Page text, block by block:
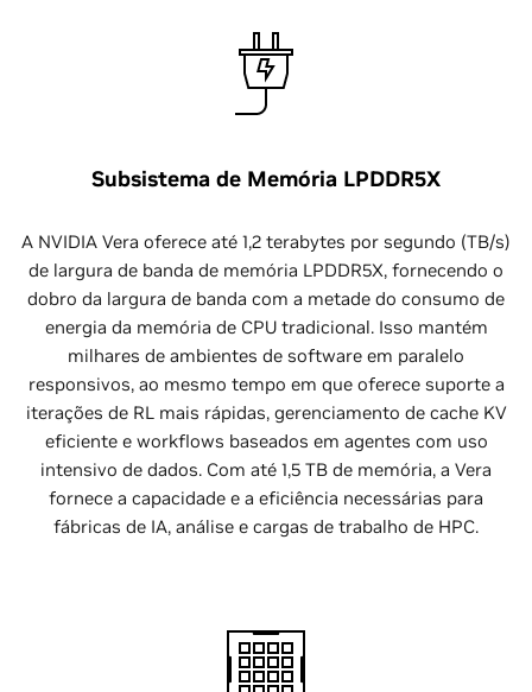
Subsistema de Memória LPDDR5X
A NVIDIA Vera oferece até 1,2 terabytes por segundo (TB/s)
de largura de banda de memória LPDDR5X, fornecendo o
dobro da largura de banda com a metade do consumo de
energia da memória de CPU tradicional. Isso mantém
milhares de ambientes de software em paralelo
responsivos, ao mesmo tempo em que oferece suporte a
iterações de RL mais rápidas, gerenciamento de cache KV
eficiente e workflows baseados em agentes com uso
intensivo de dados. Com até 1,5 TB de memória, a Vera
fornece a capacidade e a eficiência necessárias para
fábricas de IA, análise e cargas de trabalho de HPC.